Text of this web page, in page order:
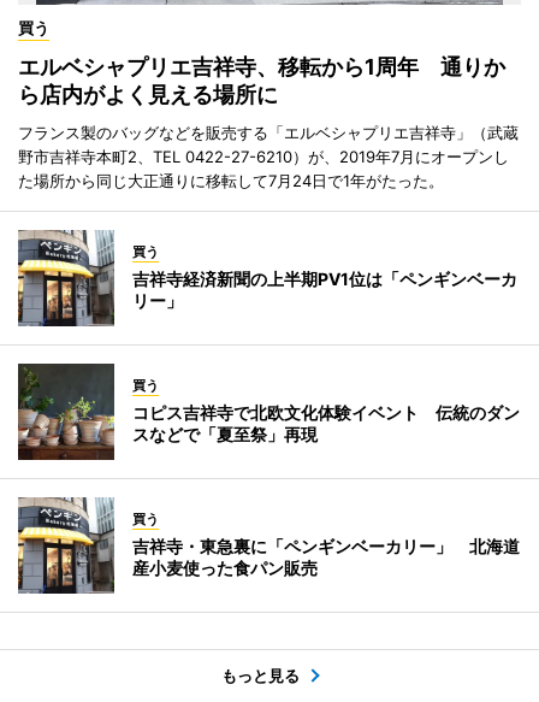
買う
エルベシャプリエ吉祥寺、移転から1周年 通りか
ら店内がよく見える場所に
フランス製のバッグなどを販売する「エルベシャプリエ吉祥寺」（武蔵
野市吉祥寺本町2、TEL 0422-27-6210）が、2019年7月にオープンし
た場所から同じ大正通りに移転して7月24日で1年がたった。
買う
吉祥寺経済新聞の上半期PV1位は「ペンギンベーカ
リー」
買う
コピス吉祥寺で北欧文化体験イベント 伝統のダン
スなどで「夏至祭」再現
買う
吉祥寺・東急裏に「ペンギンベーカリー」 北海道
産小麦使った食パン販売
もっと見る